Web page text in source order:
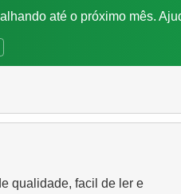
até o próximo mês.
qualidade, facil de ler e